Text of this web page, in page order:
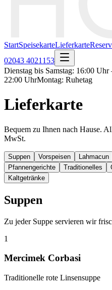
StartSpeisekarteLieferkarte
02043 4021153
Dienstag bis Samstag: 16:00 Uhr
22:00 UhrMontag: Ruhetag
Lieferkarte
Bequem zu Ihnen nach Hause.
MwSt.
Suppen Vorspeisen Lahmacun
Pfannengerichte
Traditionelles
Kaltgetränke
Suppen
Zu jeder Suppe servieren wir
1
Mercimek Corbasi
Traditionelle rote Linsensuppe